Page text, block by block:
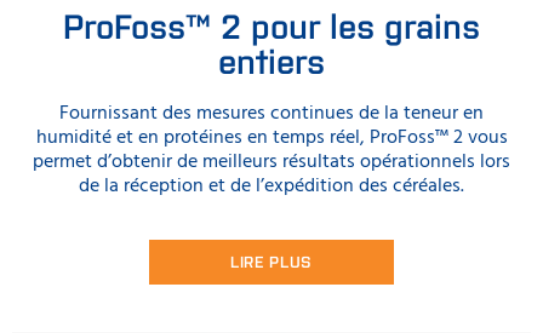
ProFoss™ 2 pour les grains
entiers
Fournissant des mesures continues de la teneur en
humidité et en protéines en temps réel, ProFoss™ 2 vous
permet d’obtenir de meilleurs résultats opérationnels lors
de la réception et de l’expédition des céréales.
LIRE PLUS